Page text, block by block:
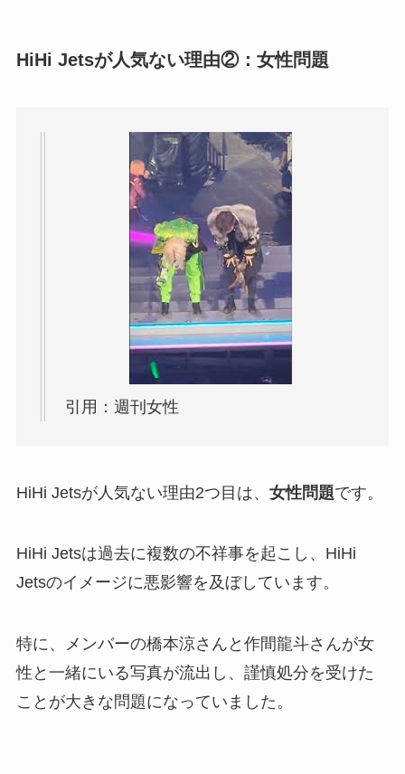
HiHi Jetsが人気ない理由②：女性問題
引用：週刊女性
HiHi Jetsが人気ない理由2つ目は、 女性問題です。
HiHi Jetsは過去に複数の不祥事を起こし、HiHi
Jetsのイメージに悪影響を及ぼしています。
特に、メンバーの橋本涼さんと作間龍斗さんが女
性と一緒にいる写真が流出し、謹慎処分を受けた
ことが大きな問題になっていました。